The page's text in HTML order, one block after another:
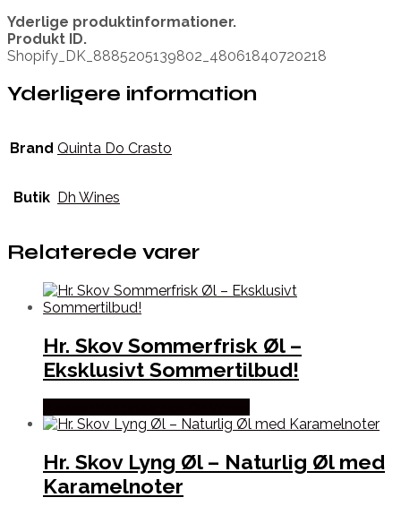
Yderlige produktinformationer.
Produkt ID.
Shopify_DK_8885205139802_48061840720218
Yderligere information
Brand Quinta Do Crasto
Butik Dh Wines
Relaterede varer
Hr. Skov Sommerfrisk Øl –
Eksklusivt Sommertilbud!
Hr. Skov Lyng Øl – Naturlig Øl med
Karamelnoter